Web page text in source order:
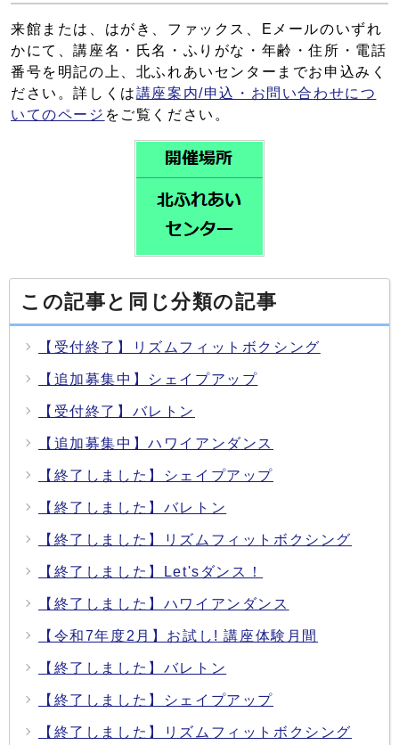
来館または、はがき、ファックス、Eメールのいずれ
かにて、講座名・氏名・ふりがな・年齢・住所・電話
番号を明記の上、北ふれあいセンターまでお申込みく
ださい。詳しくは講座案内/申込・お問い合わせにつ
いてのページ をご覧ください。
この記事と同じ分類の記事
【受付終了】リズムフィットボクシング
【追加募集中】シェイプアップ
【受付終了】バレトン
【追加募集中】ハワイアンダンス
【終了しました】シェイプアップ
【終了しました】バレトン
【終了しました】リズムフィットボクシング
【終了しました】Let'sダンス！
【終了しました】ハワイアンダンス
【令和7年度2月】お試し! 講座体験月間
【終了しました】バレトン
【終了しました】シェイプアップ
【終了しました】リズムフィットボクシング